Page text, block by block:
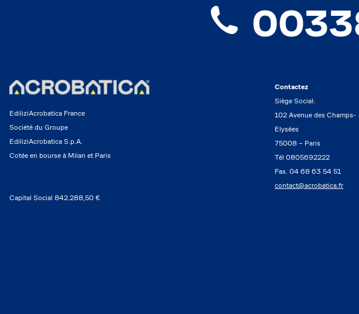
EdiliziAcrobatica France
Société du Groupe
EdiliziAcrobatica S.p.A.
Cotée en bourse à Milan et Paris
Capital Social 842.288,50 €
Contactez
Siège Social:
102 Avenue des Champs-
Elysées
75008 – Paris
Tél 0805692222
Fax. 04 68 63 54 51
contact@acrobatica.fr